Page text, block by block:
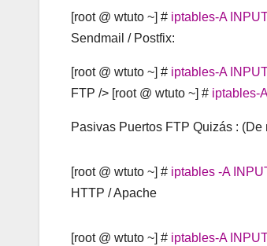
[root @ wtuto ~] # iptables-A
Sendmail / Postfix:
[root @ wtuto ~] # iptables-A
FTP /> [root @ wtuto ~] # iptables-
Pasivas Puertos FTP Quizás :
[root @ wtuto ~] # iptables -A
HTTP / Apache
[root @ wtuto ~] # iptables-A